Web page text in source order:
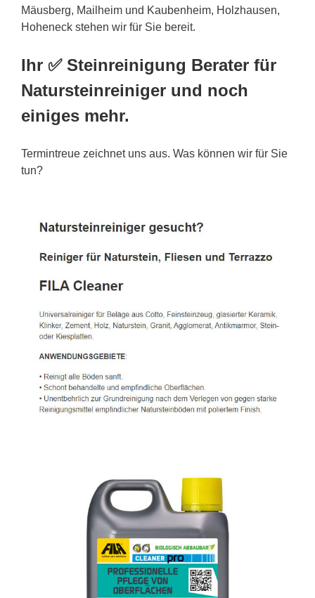
Mäusberg, Mailheim und Kaubenheim, Holzhausen,
Hoheneck stehen wir für Sie bereit.
Ihr ✅ Steinreinigung Berater für
Natursteinreiniger und noch
einiges mehr.
Termintreue zeichnet uns aus. Was können wir für Sie
tun?